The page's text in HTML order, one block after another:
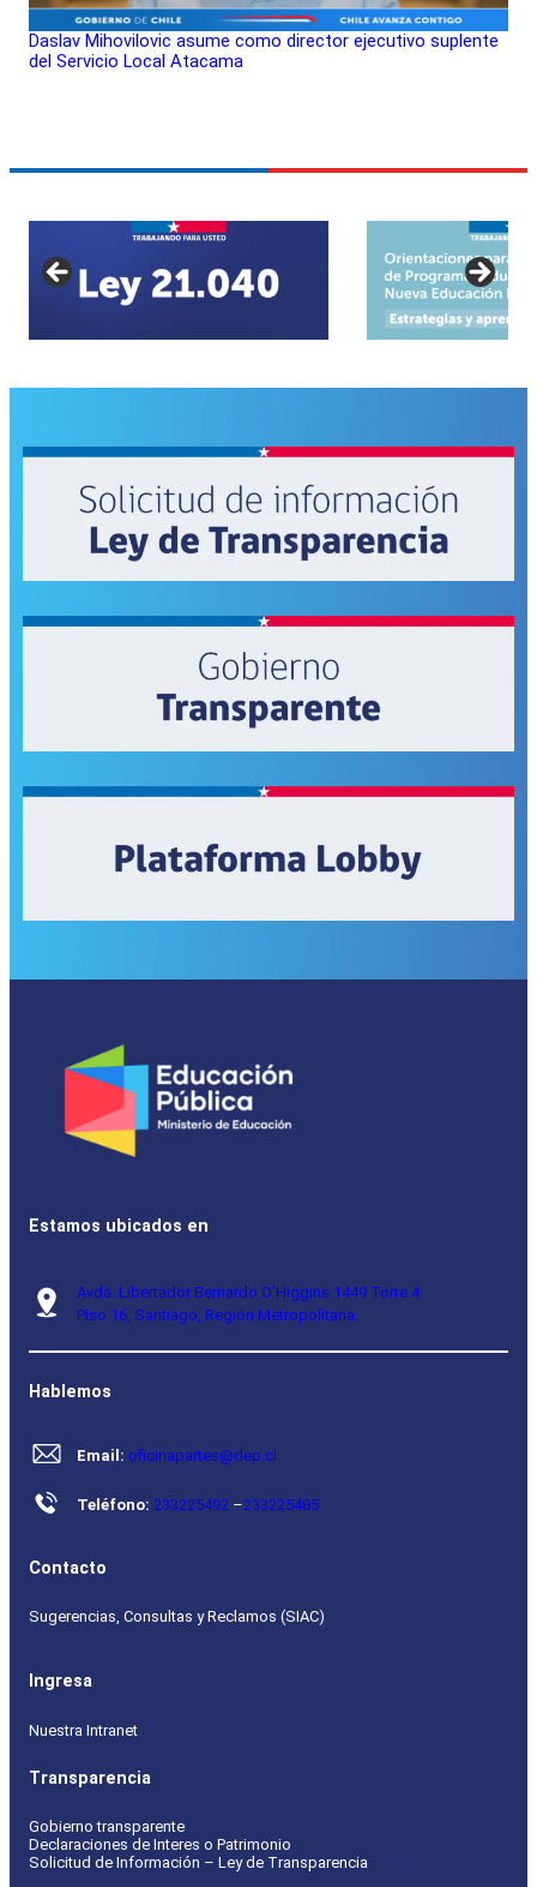
Daslav Mihovilovic asume como director ejecutivo suplente
del Servicio Local Atacama
Estamos ubicados en
Avda. Libertador Bernardo O’Higgins 1449 Torre 4
Piso 16, Santiago, Región Metropolitana.
Hablemos
Email: oficinapartes@dep.cl
Teléfono: 233225492 –233225485
Contacto
Sugerencias, Consultas y Reclamos (SIAC)
Ingresa
Nuestra Intranet
Transparencia
Gobierno transparente
Declaraciones de Interes o Patrimonio
Solicitud de Información – Ley de Transparencia